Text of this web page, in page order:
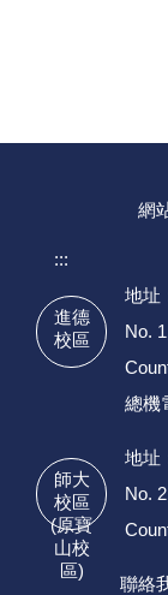
網
:::
進德
校區
地址
No.
總機
師大
校區
(原寶
山校
區)
地址
No.
聯絡